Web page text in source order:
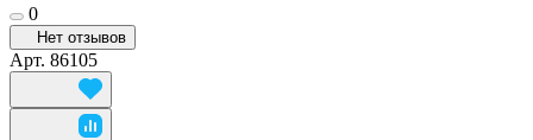
0
Нет отзывов
Арт. 86105